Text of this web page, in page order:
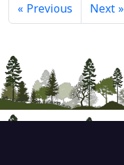
« Previous Next »